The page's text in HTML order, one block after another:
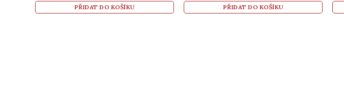
PŘIDAT DO KOŠÍKU PŘIDAT DO KOŠÍKU